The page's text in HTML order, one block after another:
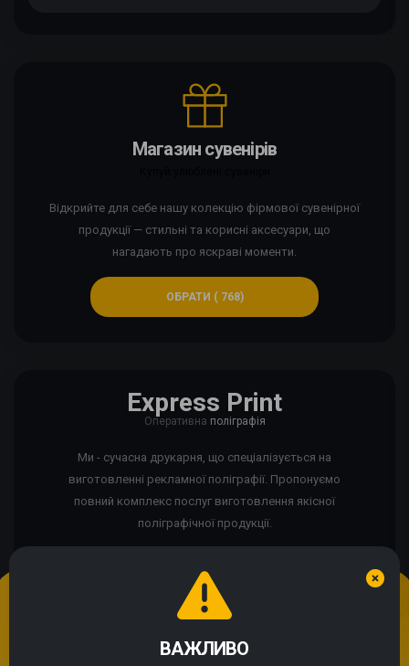
Магазин сувенірів
Відкрийте для себе нашу колекцію фірмової сувенірної
продукції — стильні та корисні аксесуари, що
нагадають про яскраві моменти.
ОБРАТИ ( 768)
Express Print
Оперативна поліграфія
Ми - сучасна друкарня, що спеціалізується на
виготовленні рекламної поліграфії. Пропонуємо
повний комплекс послуг виготовлення якісної
поліграфічної продукції.
Продовжуючи використання сайту, Ви погоджуєтесь із
ВАЖЛИВО